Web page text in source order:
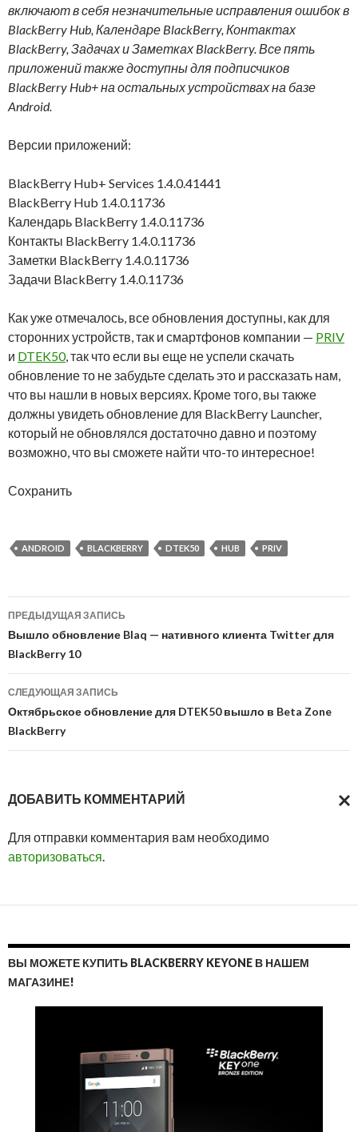
включают в себя незначительные исправления ошибок в
BlackBerry Hub, Календаре BlackBerry, Контактах
BlackBerry, Задачах и Заметках BlackBerry. Все пять
приложений также доступны для подписчиков
BlackBerry Hub+ на остальных устройствах на базе
Android.
Версии приложений:
BlackBerry Hub+ Services 1.4.0.41441
BlackBerry Hub 1.4.0.11736
Календарь BlackBerry 1.4.0.11736
Контакты BlackBerry 1.4.0.11736
Заметки BlackBerry 1.4.0.11736
Задачи BlackBerry 1.4.0.11736
Как уже отмечалось, все обновления доступны, как для
сторонних устройств, так и смартфонов компании — PRIV
и DTEK50, так что если вы еще не успели скачать
обновление то не забудьте сделать это и рассказать нам,
что вы нашли в новых версиях. Кроме того, вы также
должны увидеть обновление для BlackBerry Launcher,
который не обновлялся достаточно давно и поэтому
возможно, что вы сможете найти что-то интересное!
Сохранить
ANDROID BLACKBERRY DTEK50 HUB PRIV
Навигация
по
записям
ПРЕДЫДУЩАЯ ЗАПИСЬ
Вышло обновление Blaq — нативного клиента Twitter для
BlackBerry 10
СЛЕДУЮЩАЯ ЗАПИСЬ
Октябрьское обновление для DTEK50 вышло в Beta Zone
BlackBerry
ДОБАВИТЬ КОММЕНТАРИЙ
Для отправки комментария вам необходимо
авторизоваться.
ВЫ МОЖЕТЕ КУПИТЬ BLACKBERRY KEYONE В НАШЕМ
МАГАЗИНЕ!